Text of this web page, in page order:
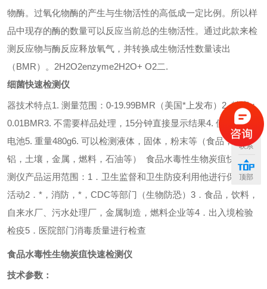
物酶。过氧化物酶的产生与生物活性的高低成一定比例。所以样
品中现存的酶的数量可以反应当前总的生物活性。通过此款来检
测反应物与酶反应释放氧气，并转换成生物活性数量读出
（BMR）。 2H2O2enzyme2H2O+ O2二.
细菌快速检测仪
器技术特点1. 测量范围： 0-19.99BMR（美国*上发布） 2.精度：
0.01BMR3. 不需要样品处理， 15分钟直接显示结果4. 使用 4节AA
电池5. 重量480g6. 可以检测液体，固体，粉末等（食品，水，
铝，土壤，金属，燃料，石油等）
食品水毒性生物炭疽快速检
测仪产品运用范围： 1 ． 卫生监督和卫生防疫利用他进行保障等
活动2 ． *，消防，*， CDC等部门（生物防恐） 3 ． 食品，饮料，
自来水厂、污水处理厂，金属制造，燃料企业等4 ． 出入境检验
检疫5 ． 医院部门消毒质量进行检查
食品水毒性生物炭疽快速检测仪
技术参数：
联系
顶部